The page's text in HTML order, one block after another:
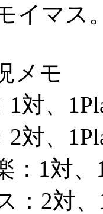
イマス。
メモ
対、
2対、
：1対
：2対